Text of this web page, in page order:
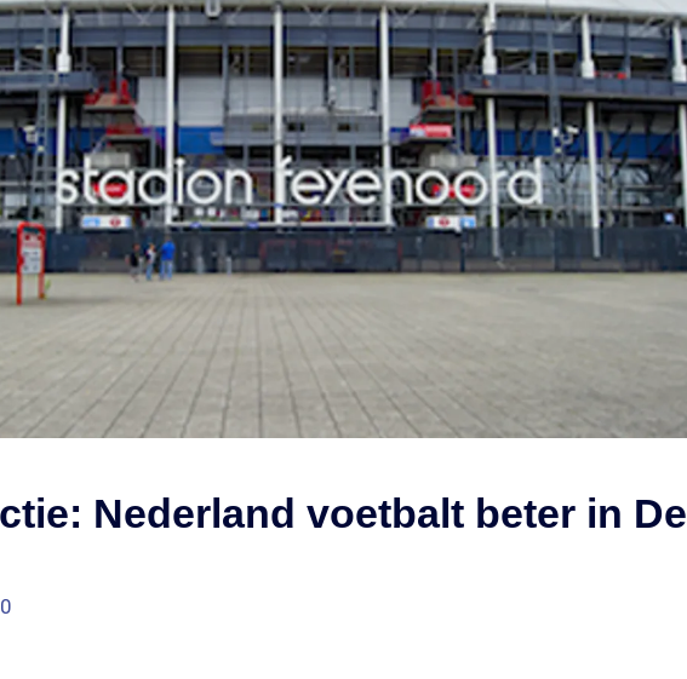
Nederland voetbalt beter in De